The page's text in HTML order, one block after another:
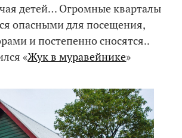
детей… Огромные кварталы
опасными для посещения,
и постепенно сносятся..
«Жук в муравейнике»